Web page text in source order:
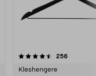
256
Kleshengere
4.5av 5 stjerner